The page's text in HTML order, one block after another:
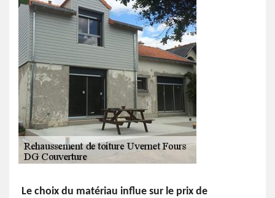
Le choix du matériau influe sur le prix de